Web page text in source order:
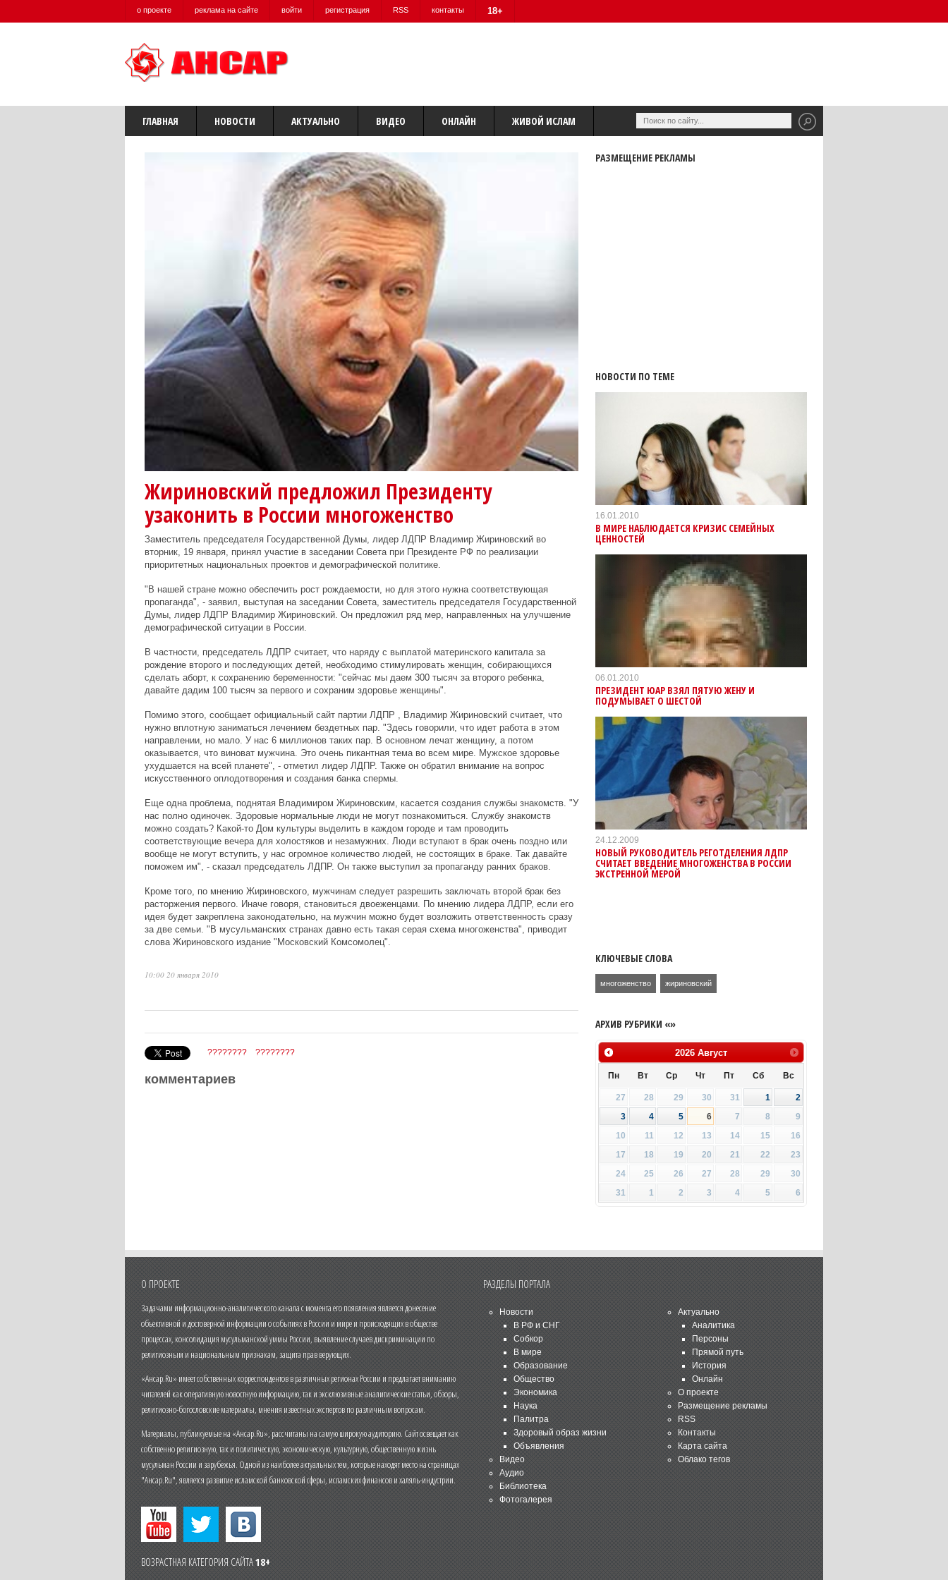
о проекте реклама на сайте войти регистрация RSS контакты 18+
ГЛАВНАЯ НОВОСТИ АКТУАЛЬНО ВИДЕО ОНЛАЙН ЖИВОЙ ИСЛАМ
Жириновский предложил Президенту
узаконить в России многоженство
Заместитель председателя Государственной Думы, лидер ЛДПР Владимир Жириновский во
вторник, 19 января, принял участие в заседании Совета при Президенте РФ по реализации
приоритетных национальных проектов и демографической политике.
"В нашей стране можно обеспечить рост рождаемости, но для этого нужна соответствующая
пропаганда", - заявил, выступая на заседании Совета, заместитель председателя Государственной
Думы, лидер ЛДПР Владимир Жириновский. Он предложил ряд мер, направленных на улучшение
демографической ситуации в России.
В частности, председатель ЛДПР считает, что наряду с выплатой материнского капитала за
рождение второго и последующих детей, необходимо стимулировать женщин, собирающихся
сделать аборт, к сохранению беременности: "сейчас мы даем 300 тысяч за второго ребенка,
давайте дадим 100 тысяч за первого и сохраним здоровье женщины".
Помимо этого, сообщает официальный сайт партии ЛДПР , Владимир Жириновский считает, что
нужно вплотную заниматься лечением бездетных пар. "Здесь говорили, что идет работа в этом
направлении, но мало. У нас 6 миллионов таких пар. В основном лечат женщину, а потом
оказывается, что виноват мужчина. Это очень пикантная тема во всем мире. Мужское здоровье
ухудшается на всей планете", - отметил лидер ЛДПР. Также он обратил внимание на вопрос
искусственного оплодотворения и создания банка спермы.
Еще одна проблема, поднятая Владимиром Жириновским, касается создания службы знакомств. "У
нас полно одиночек. Здоровые нормальные люди не могут познакомиться. Службу знакомств
можно создать? Какой-то Дом культуры выделить в каждом городе и там проводить
соответствующие вечера для холостяков и незамужних. Люди вступают в брак очень поздно или
вообще не могут вступить, у нас огромное количество людей, не состоящих в браке. Так давайте
поможем им", - сказал председатель ЛДПР. Он также выступил за пропаганду ранних браков.
Кроме того, по мнению Жириновского, мужчинам следует разрешить заключать второй брак без
расторжения первого. Иначе говоря, становиться двоеженцами. По мнению лидера ЛДПР, если его
идея будет закреплена законодательно, на мужчин можно будет возложить ответственность сразу
за две семьи. "В мусульманских странах давно есть такая серая схема многоженства", приводит
слова Жириновского издание "Московский Комсомолец".
10:00 20 января 2010
???????? ????????
комментариев
РАЗМЕЩЕНИЕ РЕКЛАМЫ
НОВОСТИ ПО ТЕМЕ
16.01.2010
В МИРЕ НАБЛЮДАЕТСЯ КРИЗИС СЕМЕЙНЫХ
ЦЕННОСТЕЙ
06.01.2010
ПРЕЗИДЕНТ ЮАР ВЗЯЛ ПЯТУЮ ЖЕНУ И
ПОДУМЫВАЕТ О ШЕСТОЙ
24.12.2009
НОВЫЙ РУКОВОДИТЕЛЬ РЕГОТДЕЛЕНИЯ ЛДПР
СЧИТАЕТ ВВЕДЕНИЕ МНОГОЖЕНСТВА В РОССИИ
ЭКСТРЕННОЙ МЕРОЙ
КЛЮЧЕВЫЕ СЛОВА
многоженство жириновский
АРХИВ РУБРИКИ «»
2026 Август
Пн Вт Ср Чт Пт Сб Вс
27 28 29 30 31 1
2
3
4 5 6 7 8
9
10
11 12 13 14 15
16
17
18 19 20 21 22
23
24
25 26 27 28 29
30
31
1 2 3 4 5 6
О ПРОЕКТЕ
Задачами информационно-аналитического канала с момента его появления является донесение
объективной и достоверной информации о событиях в России и мире и происходящих в обществе
процессах, консолидация мусульманской уммы России, выявление случаев дискриминации по
религиозным и национальным признакам, защита прав верующих.
«Ансар.Ru» имеет собственных корреспондентов в различных регионах России и предлагает вниманию
читателей как оперативную новостную информацию, так и эксклюзивные аналитические статьи, обзоры,
религиозно-богословские материалы, мнения известных экспертов по различным вопросам.
Материалы, публикуемые на «Ансар.Ru», рассчитаны на самую широкую аудиторию. Сайт освещает как
собственно религиозную, так и политическую, экономическую, культурную, общественную жизнь
мусульман России и зарубежья. Одной из наиболее актуальных тем, которые находят место на страницах
"Ансар.Ru", является развитие исламской банковской сферы, исламских финансов и халяль-индустрии.
ВОЗРАСТНАЯ КАТЕГОРИЯ САЙТА18+
РАЗДЕЛЫ ПОРТАЛА
Новости
В РФ и СНГ
Собкор
В мире
Образование
Общество
Экономика
Наука
Палитра
Здоровый образ жизни
Объявления
Видео
Аудио
Библиотека
Фотогалерея
Актуально
Аналитика
Персоны
Прямой путь
История
Онлайн
О проекте
Размещение рекламы
RSS
Контакты
Карта сайта
Облако тегов